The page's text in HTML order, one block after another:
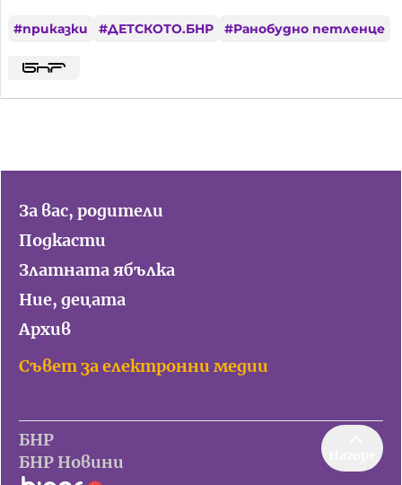
#приказки #ДЕТСКОТО.БНР #Ранобудно петленце
За вас, родители
Подкасти
Златната ябълка
Ние, децата
Архив
Съвет за електронни медии
БНР
БНР Новини